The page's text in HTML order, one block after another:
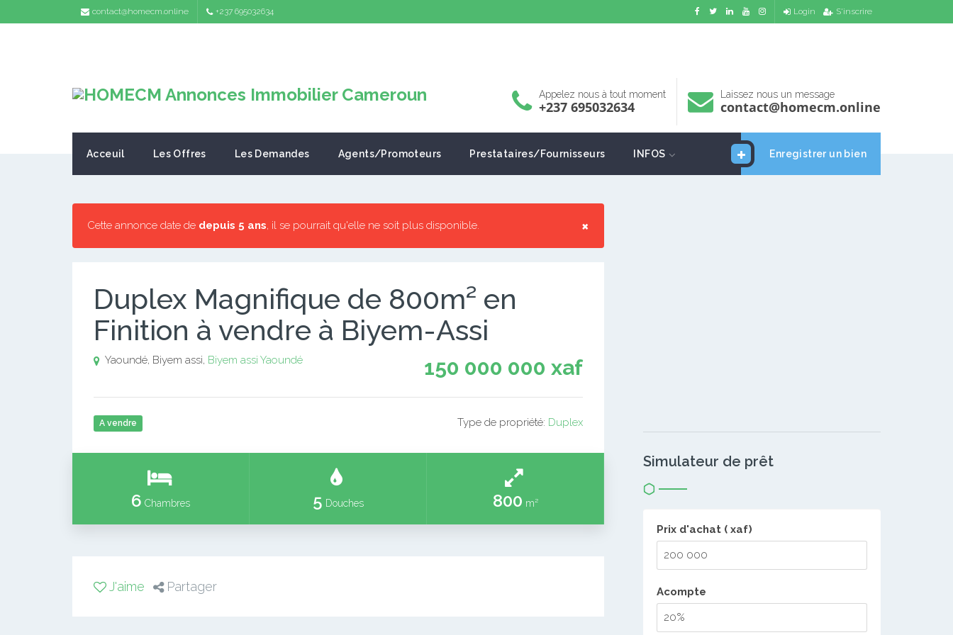
contact@homecm.online +237 695032634 Login S'inscrire
Appelez nous à tout moment
+237 695032634
Laissez nous un message
contact@homecm.online
Enregistrer un bien
Acceuil Les Offres Les Demandes Agents/Promoteurs Prestataires/Fournisseurs INFOS
×
Cette annonce date de depuis 5 ans, il se pourrait qu'elle ne soit plus disponible.
Duplex Magnifique de 800m² en
Finition à vendre à Biyem-Assi
150 000 000 xaf
Yaoundé, Biyem assi, Biyem assi Yaoundé
A vendre Type de propriété: Duplex
6 Chambres 5 Douches 800 m²
J'aime Partager
Simulateur de prêt
Prix d'achat ( xaf)
Acompte